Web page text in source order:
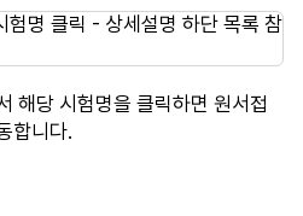
해당 시험명을 클릭하면 원서접
합니다.